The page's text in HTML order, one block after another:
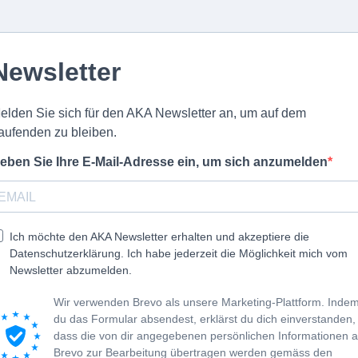
Sie sich für den AKA Newsletter an, um auf dem
zu bleiben.
Sie Ihre E-Mail-Adresse ein, um sich anzumelden
Ich möchte den AKA Newsletter erhalten und akzeptiere die
Datenschutzerklärung. Ich habe jederzeit die Möglichkeit mich vom
Newsletter abzumelden.
Wir verwenden Brevo als unsere Marketing-Plattform.
du das Formular absendest, erklärst du dich einverstanden,
dass die von dir angegebenen persönlichen Informationen
Brevo zur Bearbeitung übertragen werden gemäss den